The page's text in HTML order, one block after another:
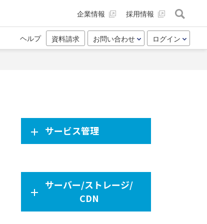
企業情報 採用情報
ヘルプ 資料請求 お問い合わせ ログイン
サービス管理
サーバー/ストレージ/
CDN